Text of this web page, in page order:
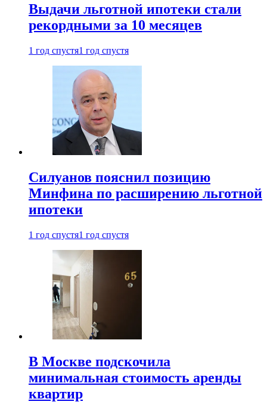
Выдачи льготной ипотеки стали
рекордными за 10 месяцев
1 год спустя1 год спустя
Силуанов пояснил позицию
Минфина по расширению льготной
ипотеки
1 год спустя1 год спустя
В Москве подскочила
минимальная стоимость аренды
квартир